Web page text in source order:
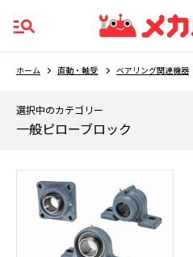
ホーム 直動・軸受 ベアリング関連機器
選択中のカテゴリー
一般ピローブロック